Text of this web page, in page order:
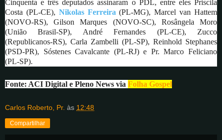
Cinquenta e três deputados assinaram o PDL, entre eles Priscila
Costa (PL-CE), Nikolas Ferreira (PL-MG), Marcel van Hattem
(NOVO-RS), Gilson Marques (NOVO-SC), Rosângela Moro
(União Brasil-SP), André Fernandes (PL-CE), Zucco
(Republicanos-RS), Carla Zambelli (PL-SP), Reinhold Stephanes
(PSD-PR), Sóstenes Cavalcante (PL-RJ) e Pr. Marco Feliciano
(PL-SP).
Fonte: ACI Digital e Pleno News via Folha Gospel
Carlos Roberto, Pr. às 12:48
Compartilhar